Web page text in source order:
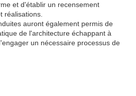
et d'établir un recensement
réalisations.
auront également permis de
de l'architecture échappant à
un nécessaire processus de